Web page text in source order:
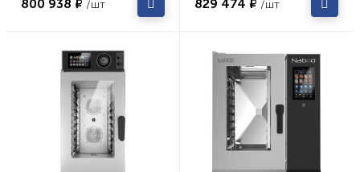
800 938 ₽ /шт 829 474 ₽ /шт